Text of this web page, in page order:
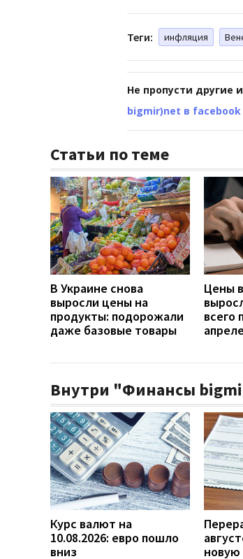
Теги: инфляция
Не пропусти другие
bigmir)net в facebook
Статьи по теме
В Украине снова
выросли цены на
продукты: подорожали
даже базовые товары
Цены
всего
Внутри "Финансы
Курс валют на
10.08.2026: евро пошло
вниз
новую